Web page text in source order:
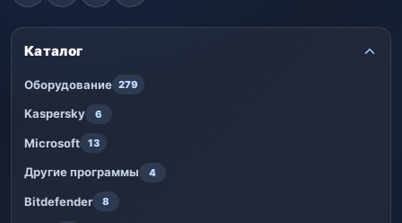
Каталог
Оборудование 279
Kaspersky 6
Microsoft 13
Другие программы 4
Bitdefender 8